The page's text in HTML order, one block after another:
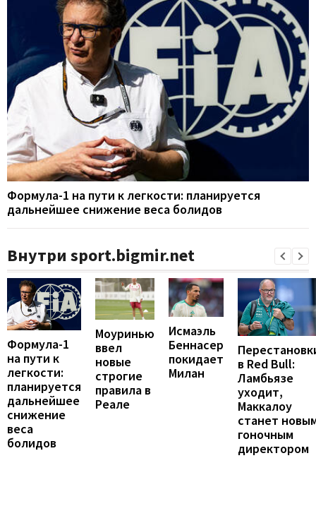
Формула-1 на пути к легкости: планируется
дальнейшее снижение веса болидов
Внутри sport.bigmir.net
Формула-1
на пути к
легкости:
планируется
дальнейшее
снижение
веса
болидов
Моуринью
ввел
новые
строгие
правила в
Реале
Исмаэль
Беннасер
покидает
Милан
в Red Bull:
Ламбьязе
уходит,
Маккалоу
станет
гоночным
директором